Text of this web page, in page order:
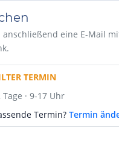
anschließend eine E-Mail
TERMIN
Tage · 9-17 Uhr
Termin? Termin